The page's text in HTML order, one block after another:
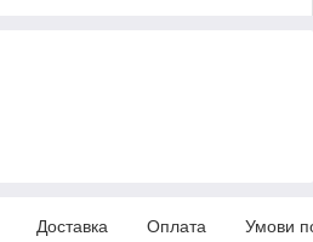
Доставка Оплата Умови